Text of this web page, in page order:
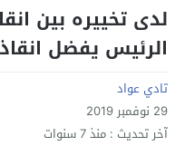
لدى تخييره بين
الرئيس يفضل
تادي عواد
29 نوفمبر 2019
آخر تحديث : منذ 7 سنوات